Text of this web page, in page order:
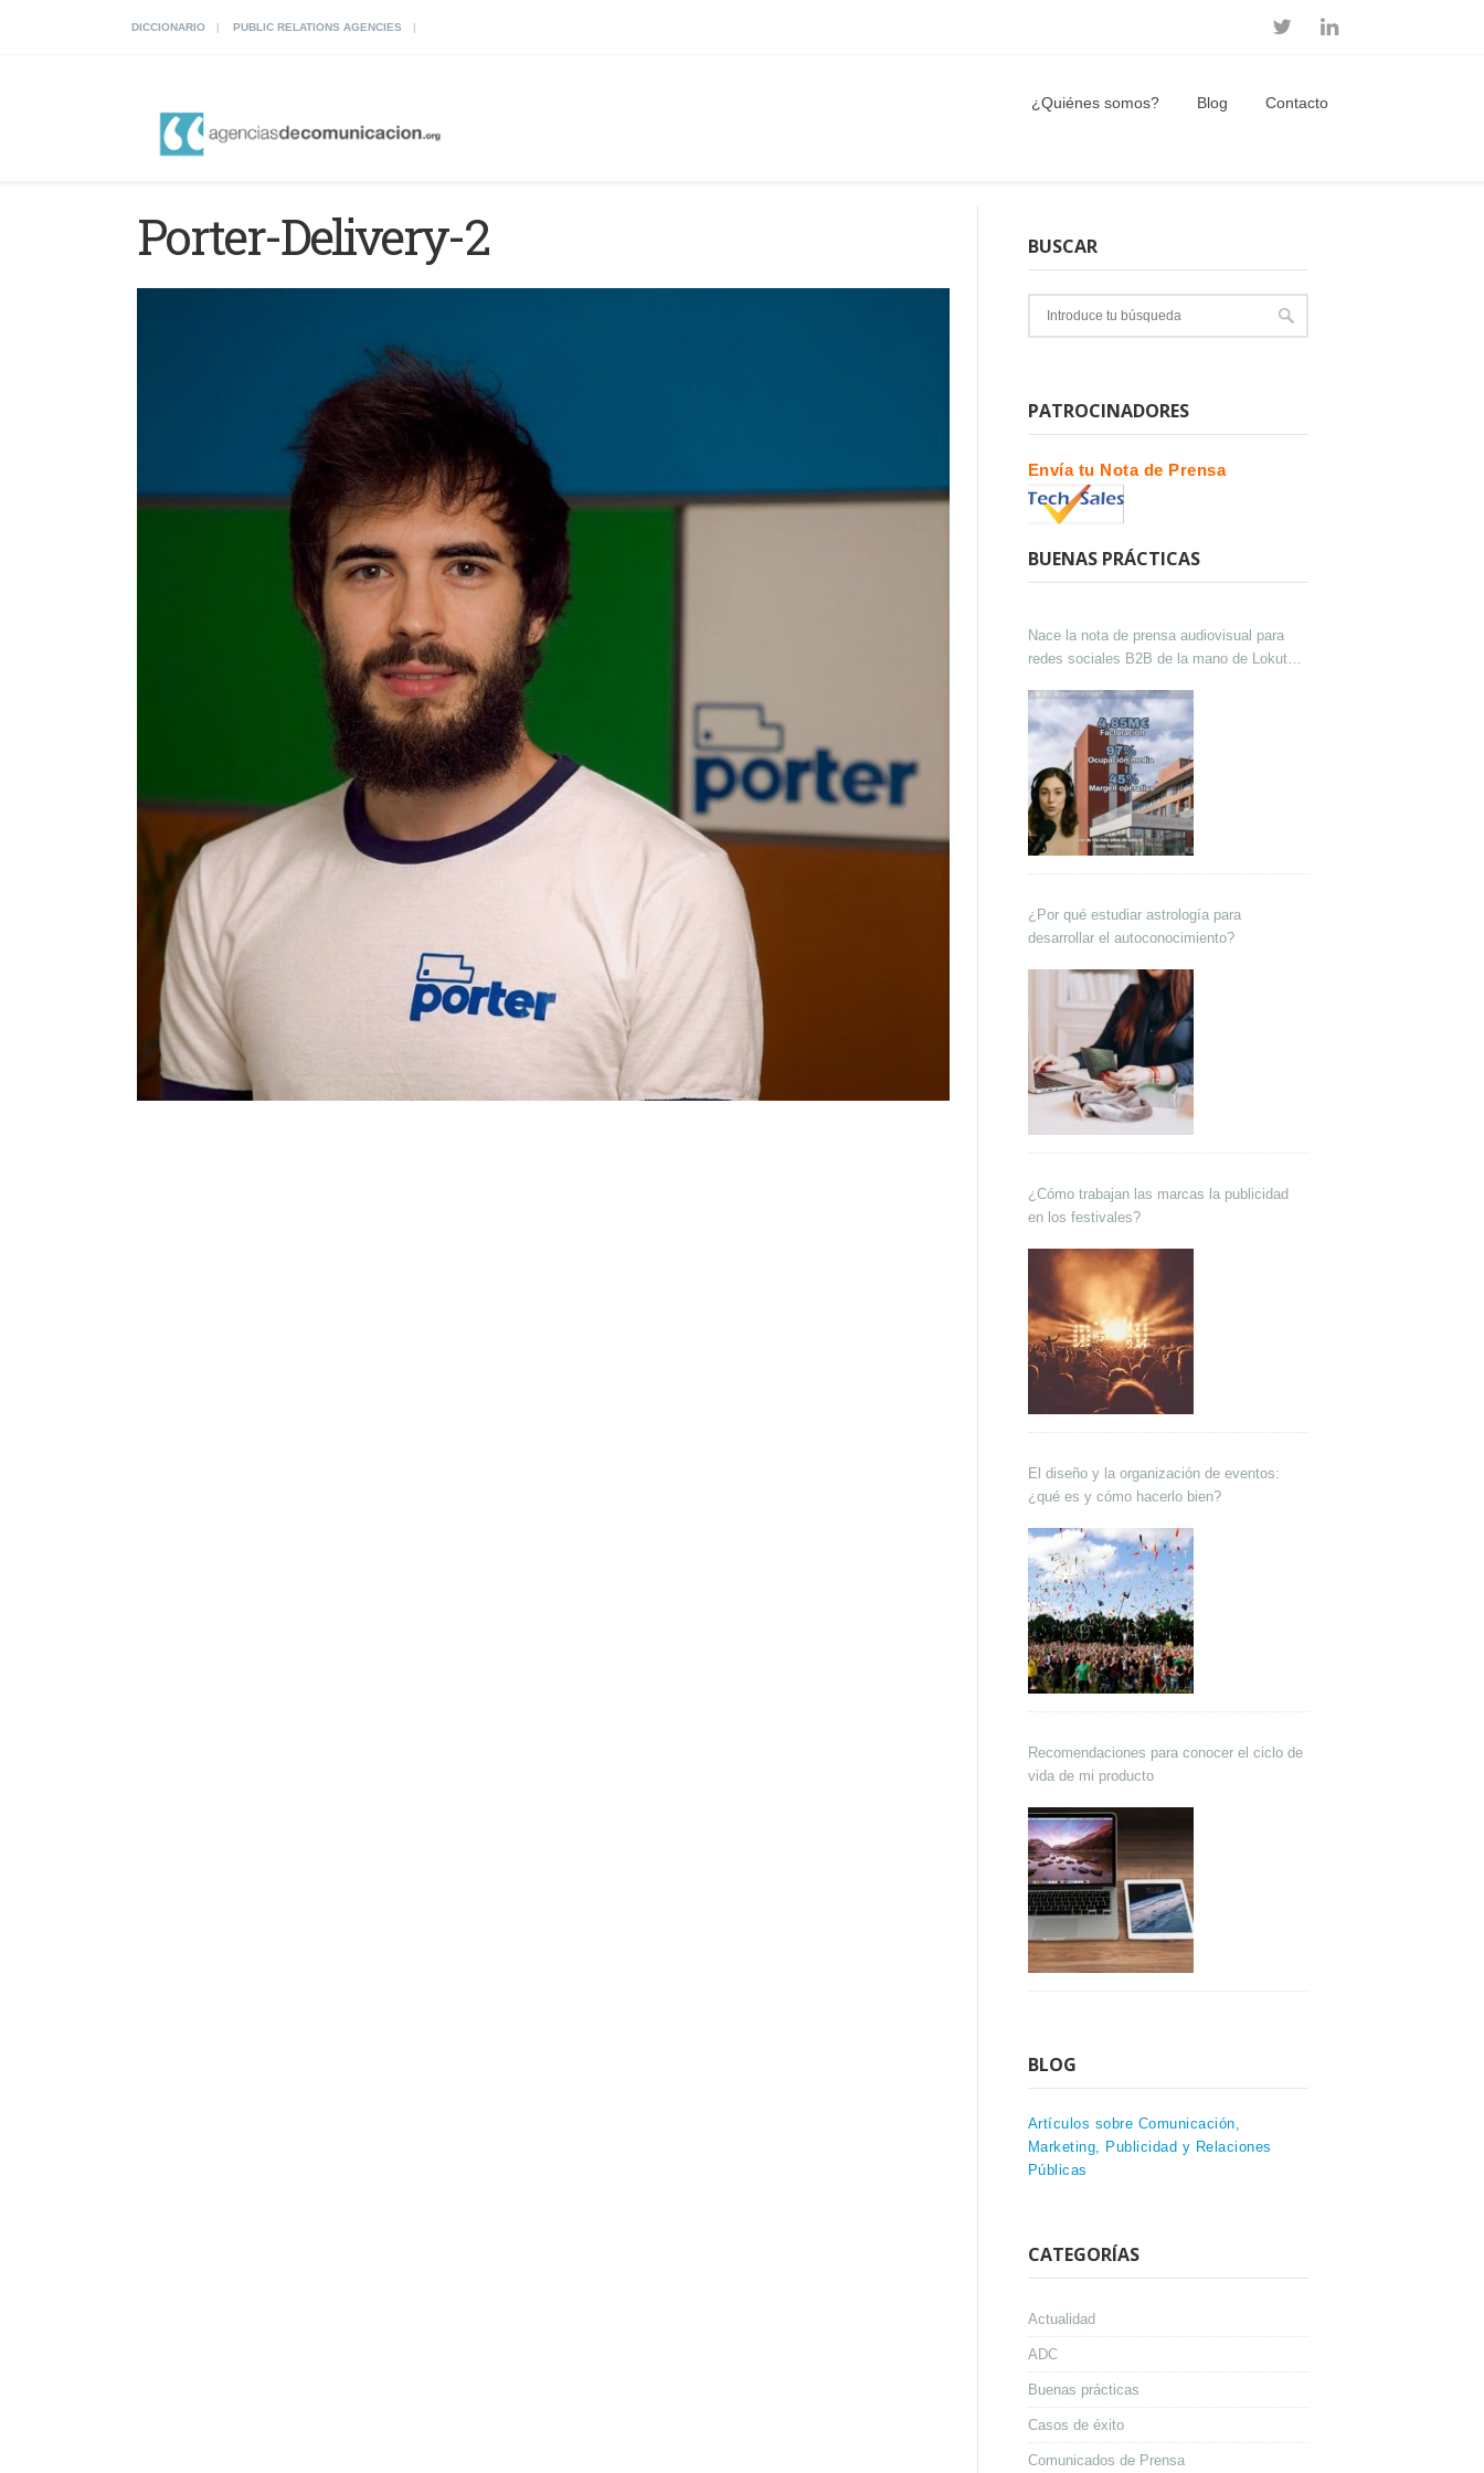
DICCIONARIO PUBLIC RELATIONS AGENCIES
¿Quiénes somos? Blog Contacto
Porter-Delivery-2 BUSCAR
PATROCINADORES
Envía tu Nota de Prensa
BUENAS PRÁCTICAS
Nace la nota de prensa audiovisual para
redes sociales B2B de la mano de Lokutor
¿Por qué estudiar astrología para
desarrollar el autoconocimiento?
¿Cómo trabajan las marcas la publicidad
en los festivales?
El diseño y la organización de eventos:
¿qué es y cómo hacerlo bien?
Recomendaciones para conocer el ciclo de
vida de mi producto
BLOG
Artículos sobre Comunicación,
Marketing, Publicidad y Relaciones
Públicas
CATEGORÍAS
Actualidad
ADC
Buenas prácticas
Casos de éxito
Comunicados de Prensa